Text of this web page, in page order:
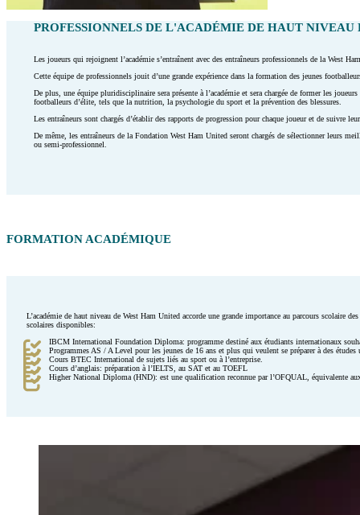
PROFESSIONNELS DE L'ACADÉMIE DE HAUT NIVEAU
Les joueurs qui rejoignent l’académie s’entraînent avec des entraîneurs professionnels de la West
Cette équipe de professionnels jouit d’une grande expérience dans la formation des jeunes
De plus, une équipe pluridisciplinaire sera présente à l’académie et sera chargée de former les
footballeurs d’élite, tels que la nutrition, la psychologie du sport et la prévention des blessures.
Les entraîneurs sont chargés d’établir des rapports de progression pour chaque joueur et de suivre
De même, les entraîneurs de la Fondation West Ham United seront chargés de sélectionner leurs
ou semi-professionnel.
FORMATION ACADÉMIQUE
L’académie de haut niveau de West Ham United accorde une grande importance au parcours
scolaires disponibles:
IBCM International Foundation Diploma: programme destiné aux étudiants internationaux
Programmes AS / A Level pour les jeunes de 16 ans et plus qui veulent se préparer à des études
Cours BTEC International de sujets liés au sport ou à l’entreprise.
Cours d’anglais: préparation à l’IELTS, au SAT et au TOEFL
Higher National Diploma (HND): est une qualification reconnue par l’OFQUAL, équivalente aux